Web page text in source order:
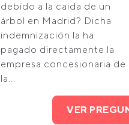
debido a la caida de un
árbol en Madrid? Dicha
indemnización la ha
pagado directamente la
empresa concesionaria de
la...
VER